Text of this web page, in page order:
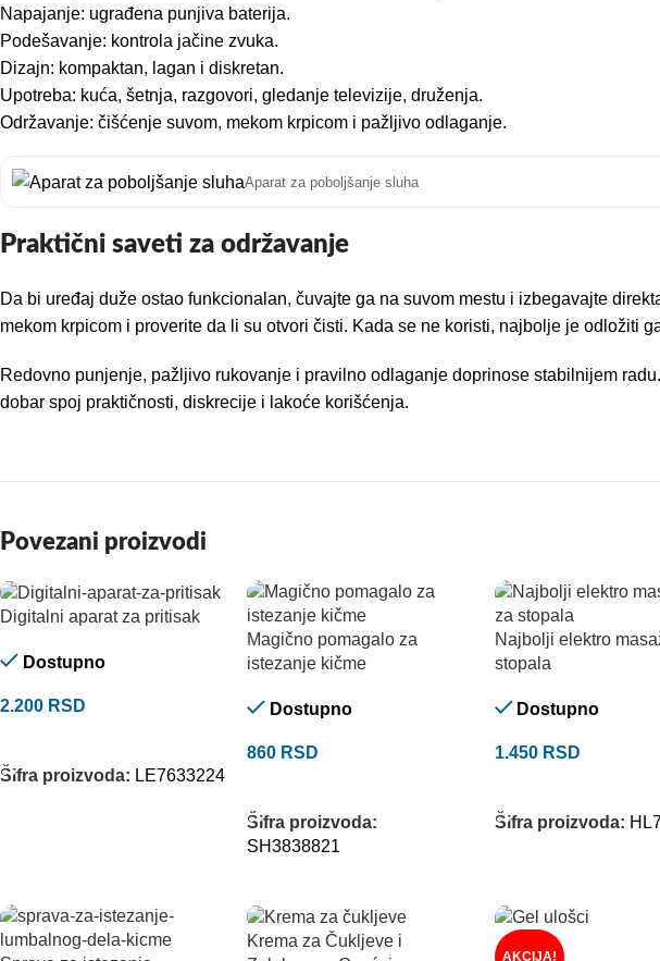
Napajanje: ugrađena punjiva baterija.
Podešavanje: kontrola jačine zvuka.
Dizajn: kompaktan, lagan i diskretan.
Upotreba: kuća, šetnja, razgovori, gledanje televizije, druženja.
Održavanje: čišćenje suvom, mekom krpicom i pažljivo odlaganje.
Aparat za poboljšanje sluha
Praktični saveti za održavanje
Da bi uređaj duže ostao funkcionalan, čuvajte ga na suvom mestu i izbegavajte
mekom krpicom i proverite da li su otvori čisti. Kada se ne koristi, najbolje je odložiti
Redovno punjenje, pažljivo rukovanje i pravilno odlaganje doprinose stabilnijem
dobar spoj praktičnosti, diskrecije i lakoće korišćenja.
Povezani proizvodi
Digitalni aparat za pritisak
Dostupno
2.200 RSD
Šifra proizvoda: LE7633224
Magično pomagalo za
istezanje kičme
Dostupno
860 RSD
Šifra proizvoda:
SH3838821
Najbolji elektro
stopala
Dostupno
1.450 RSD
Šifra proizvoda:
Krema za Čukljeve i
AKCIJA!